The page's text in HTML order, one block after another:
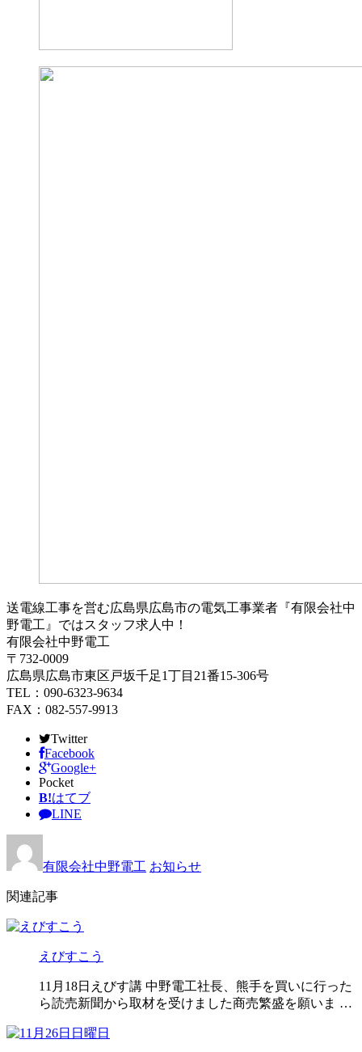
送電線工事を営む広島県広島市の電気工事業者『有限会社中
野電工』ではスタッフ求人中！
有限会社中野電工
〒732-0009
広島県広島市東区戸坂千足1丁目21番15-306号
TEL：090-6323-9634
FAX：082-557-9913
Twitter
Facebook
Google+
Pocket
B!はてブ
LINE
有限会社中野電工 お知らせ
関連記事
えびすこう
11月18日えびす講 中野電工社長、熊手を買いに行った
ら読売新聞から取材を受けました商売繁盛を願いま …